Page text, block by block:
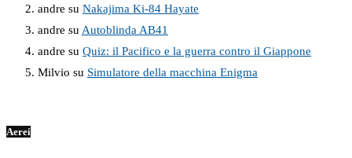
andre su Nakajima Ki-84 Hayate
andre su Autoblinda AB41
andre su Quiz: il Pacifico e la guerra contro il Giappone
Milvio su Simulatore della macchina Enigma
Aerei